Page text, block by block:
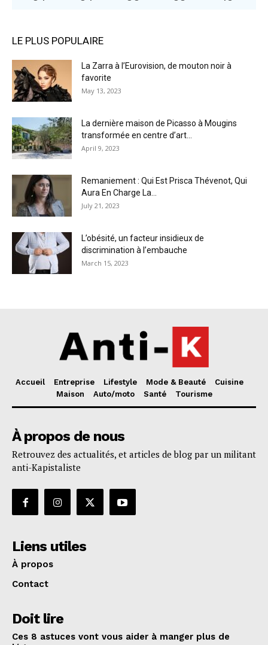
LE PLUS POPULAIRE
La Zarra à l’Eurovision, de mouton noir à
favorite
May 13, 2023
La dernière maison de Picasso à Mougins
transformée en centre d’art...
April 9, 2023
Remaniement : Qui Est Prisca Thévenot, Qui
Aura En Charge La...
July 21, 2023
L’obésité, un facteur insidieux de
discrimination à l’embauche
March 15, 2023
Accueil Entreprise Lifestyle Mode & Beauté
Cuisine
Maison
Auto/moto Santé Tourisme
À propos de nous
Retrouvez des actualités, et articles de blog par un militant
anti-Kapistaliste
Liens utiles
À propos
Contact
Doit lire
Ces 8 astuces vont vous aider à manger plus de